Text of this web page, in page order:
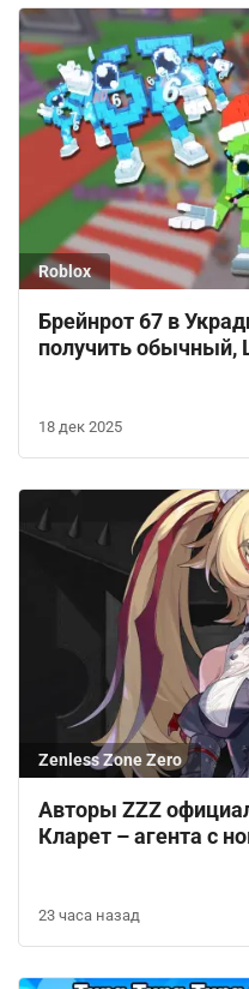
Roblox
Брейнрот 67 в
получить обычный,
18 дек 2025
Zenless Zone Zero
Авторы ZZZ
Кларет – агента с
23 часа назад